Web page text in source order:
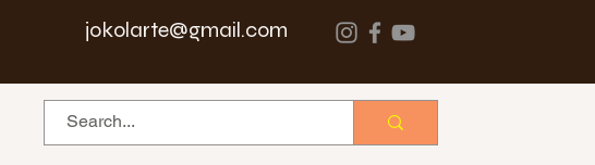
jokolarte@gmail.com